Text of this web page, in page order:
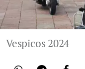
Vespicos 2024